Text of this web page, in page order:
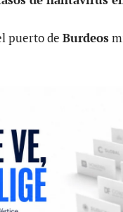
puerto de Burdeos